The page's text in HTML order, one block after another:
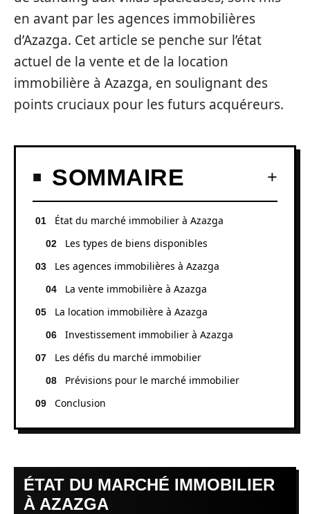
en avant par les agences immobilières
d’Azazga. Cet article se penche sur l’état
actuel de la vente et de la location
immobilière à Azazga, en soulignant des
points cruciaux pour les futurs acquéreurs.
SOMMAIRE
État du marché immobilier à Azazga
Les types de biens disponibles
Les agences immobilières à Azazga
La vente immobilière à Azazga
La location immobilière à Azazga
Investissement immobilier à Azazga
Les défis du marché immobilier
Prévisions pour le marché immobilier
Conclusion
ÉTAT DU MARCHÉ IMMOBILIER
À AZAZGA